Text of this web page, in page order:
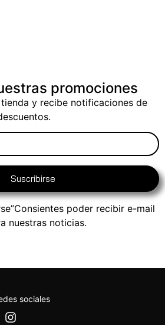
promociones
y recibe notificaciones de
Suscribirse
poder recibir e-mail
nuestras noticias.
sociales